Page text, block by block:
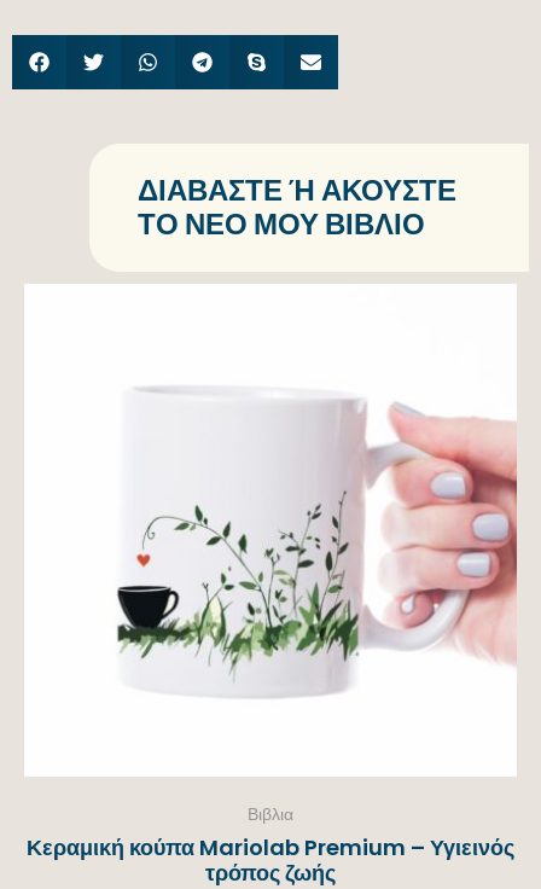
ΔΙΑΒΆΣΤΕ Ή ΑΚΟΎΣΤΕ Τ
Ο ΝΈΟ ΜΟΥ ΒΙΒΛΊΟ
Βιβλια
Κεραμική κούπα Mariolab Premium – Υγιεινός
τρόπος ζωής